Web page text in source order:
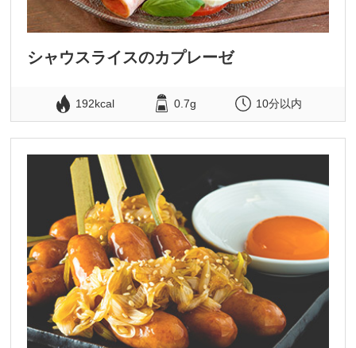
シャウスライスのカプレーゼ
192kcal 0.7g 10分以内